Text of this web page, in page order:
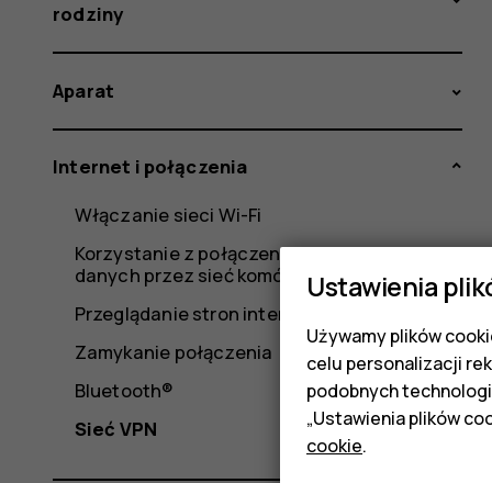
rodziny
Aparat
Internet i połączenia
Włączanie sieci Wi-Fi
Korzystanie z połączenia do transmisji
danych przez sieć komórkową
Przeglądanie stron internetowych
Zamykanie połączenia
Bluetooth®
Sieć VPN
Ustawienia
Używamy plików
celu personalizacji
podobnych
„Ustawienia plików
cookie.